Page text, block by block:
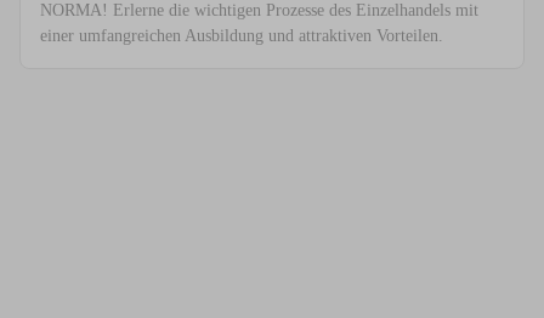
NORMA! Erlerne die wichtigen Prozesse des Einzelhandels mit
einer umfangreichen Ausbildung und attraktiven Vorteilen.